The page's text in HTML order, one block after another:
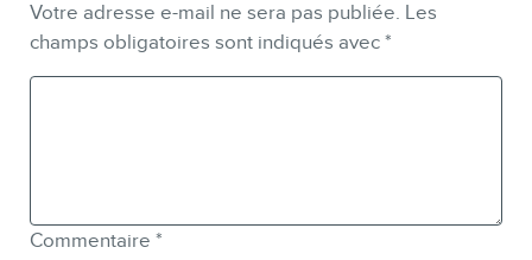
Votre adresse e-mail ne sera pas publiée. Les
champs obligatoires sont indiqués avec *
Commentaire *